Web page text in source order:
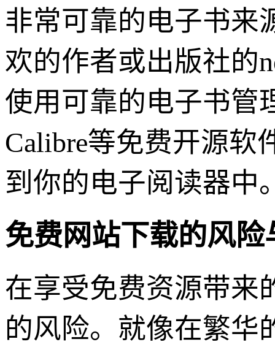
非常可靠的电子书来
欢的作者或出版社的
使用可靠的电子书管
Calibre等免费开源软
到你的电子阅读器中
免费网站下载的风
在享受免费资源带来
的风险。就像在繁华